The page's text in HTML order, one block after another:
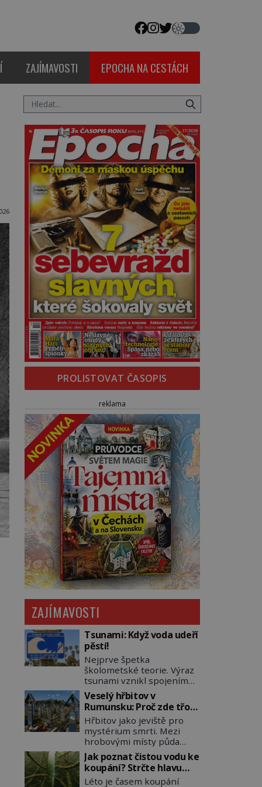
ZAJÍMAVOSTI EPOCHA NA CESTÁCH
PROLISTOVAT ČASOPIS
reklama
ZAJÍMAVOSTI
Tsunami: Když voda udeří
pěstí!
Nejprve špetka
školometské teorie. Výraz
tsunami vznikl spojením
japonských slov tsu
(přístav) a nami (vlna).
Jedná se o dlouhou vlnu,
která je na volném moři
takřka nepostřehnutelná.
Ačkoli je vlnová délka
tsunami i 300 kilometrů,
výška vlny na volném moři
je maximálně 1,5 metru.
Veselý hřbitov v
Rumunsku: Proč zde třou
pohřební plačky bídu s
nouzí?
Hřbitov jako jeviště pro
mystérium smrti. Mezi
hrobovými místy půda
promáčená slzami, smutek
a vědomí konečnosti lidské
existence. Jsou ale výjimky,
kde pohřební plačky
Jak poznat čistou vodu ke
koupání? Strčte hlavu
pod hladinu!
Léto je časem koupání